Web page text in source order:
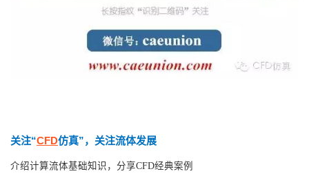
关注“CFD仿真”，关注流体发展
介绍计算流体基础知识，分享CFD经典案例